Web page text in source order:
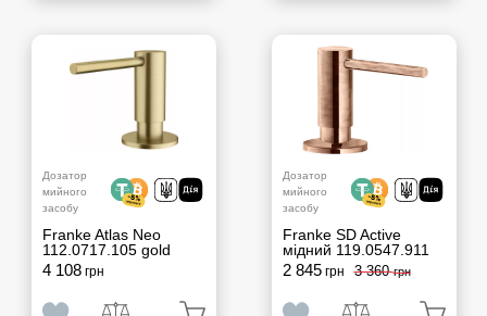
Дозатор
мийного
засобу
Franke Atlas Neo
112.0717.105 gold
4 108грн
Дозатор
мийного
засобу
Franke SD Active
мідний 119.0547.911
2 845грн 3 360грн